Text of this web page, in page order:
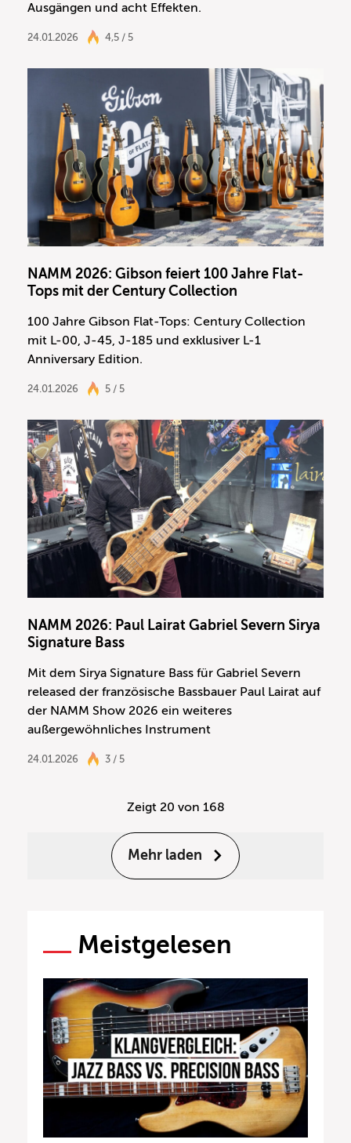
Ausgängen und acht Effekten.
24.01.2026 4,5 / 5
NAMM 2026: Gibson feiert 100 Jahre Flat-
Tops mit der Century Collection
100 Jahre Gibson Flat-Tops: Century Collection
mit L-00, J-45, J-185 und exklusiver L-1
Anniversary Edition.
24.01.2026 5 / 5
NAMM 2026: Paul Lairat Gabriel Severn Sirya
Signature Bass
Mit dem Sirya Signature Bass für Gabriel Severn
released der französische Bassbauer Paul Lairat auf
der NAMM Show 2026 ein weiteres
außergewöhnliches Instrument
24.01.2026 3 / 5
Zeigt 20 von 168
Mehr laden
Meistgelesen